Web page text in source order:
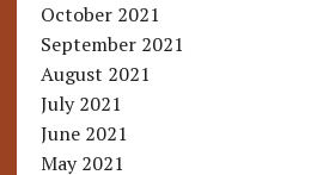
October 2021
September 2021
August 2021
July 2021
June 2021
May 2021